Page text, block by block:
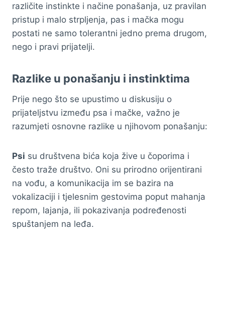
različite instinkte i načine ponašanja, uz pravilan
pristup i malo strpljenja, pas i mačka mogu
postati ne samo tolerantni jedno prema drugom,
nego i pravi prijatelji.
Razlike u ponašanju i instinktima
Prije nego što se upustimo u diskusiju o
prijateljstvu između psa i mačke, važno je
razumjeti osnovne razlike u njihovom ponašanju:
Psi su društvena bića koja žive u čoporima i
često traže društvo. Oni su prirodno orijentirani
na vođu, a komunikacija im se bazira na
vokalizaciji i tjelesnim gestovima poput mahanja
repom, lajanja, ili pokazivanja podređenosti
spuštanjem na leđa.